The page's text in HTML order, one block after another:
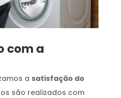
com a
a satisfação do
são realizados com